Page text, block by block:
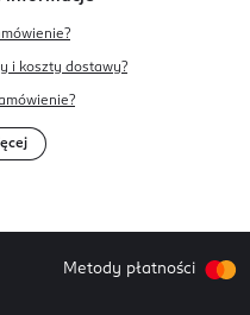
i koszty dostawy?
Metody płatności